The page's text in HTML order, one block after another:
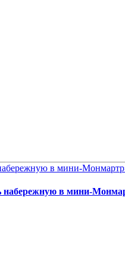
набережную в мини-